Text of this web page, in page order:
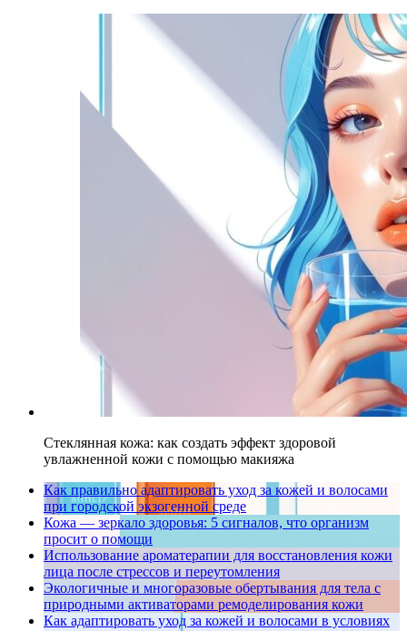
Стеклянная кожа: как создать эффект здоровой
увлажненной кожи с помощью макияжа
Как правильно адаптировать уход за кожей и волосами
при городской экзогенной среде
Кожа — зеркало здоровья: 5 сигналов, что организм
просит о помощи
Использование ароматерапии для восстановления кожи
лица после стрессов и переутомления
Экологичные и многоразовые обертывания для тела с
природными активаторами ремоделирования кожи
Как адаптировать уход за кожей и волосами в условиях